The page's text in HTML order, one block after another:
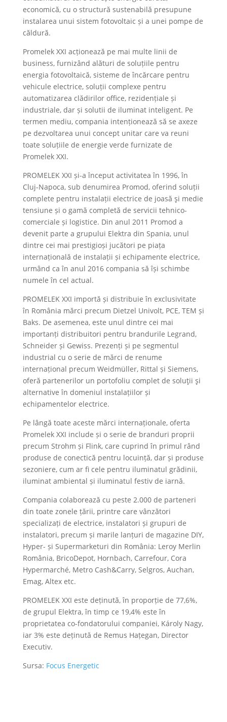
economică, cu o structură sustenabilă presupune
instalarea unui sistem fotovoltaic și a unei pompe de
căldură.
Promelek XXI acționează pe mai multe linii de
business, furnizând alături de soluțiile pentru
energia fotovoltaică, sisteme de încărcare pentru
vehicule electrice, soluții complexe pentru
automatizarea clădirilor office, rezidențiale și
industriale, dar și solutii de iluminat inteligent. Pe
termen mediu, compania intenționează să se axeze
pe dezvoltarea unui concept unitar care va reuni
toate soluțiile de energie verde furnizate de
Promelek XXI.
PROMELEK XXI și-a început activitatea în 1996, în
Cluj-Napoca, sub denumirea Promod, oferind soluții
complete pentru instalații electrice de joasă şi medie
tensiune și o gamă completă de servicii tehnico-
comerciale și logistice. Din anul 2011 Promod a
devenit parte a grupului Elektra din Spania, unul
dintre cei mai prestigioși jucători pe piața
internațională de instalații și echipamente electrice,
urmând ca în anul 2016 compania să își schimbe
numele în cel actual.
PROMELEK XXI importă și distribuie în exclusivitate
în România mărci precum Dietzel Univolt, PCE, TEM și
Baks. De asemenea, este unul dintre cei mai
importanți distribuitori pentru brandurile Legrand,
Schneider și Gewiss. Prezenți și pe segmentul
industrial cu o serie de mărci de renume
internațional precum Weidmüller, Rittal și Siemens,
oferă partenerilor un portofoliu complet de soluţii şi
alternative în domeniul instalațiilor și
echipamentelor electrice.
Pe lângă toate aceste mărci internaționale, oferta
Promelek XXI include și o serie de branduri proprii
precum Strohm și Flink, care cuprind în primul rând
produse de conectică pentru locuință, dar și produse
sezoniere, cum ar fi cele pentru iluminatul grădinii,
iluminat ambiental și iluminatul festiv de iarnă.
Compania colaborează cu peste 2.000 de parteneri
din toate zonele țării, printre care vânzători
specializați de electrice, instalatori și grupuri de
instalatori, precum și marile lanțuri de magazine DIY,
Hyper- și Supermarketuri din România: Leroy Merlin
România, BricoDepot, Hornbach, Carrefour, Cora
Hypermarché, Metro Cash&Carry, Selgros, Auchan,
Emag, Altex etc.
PROMELEK XXI este deținută, în proporție de 77,6%,
de grupul Elektra, în timp ce 19,4% este în
proprietatea co-fondatorului companiei, Károly Nagy,
iar 3% este deținută de Remus Hațegan, Director
Executiv.
Sursa: Focus Energetic